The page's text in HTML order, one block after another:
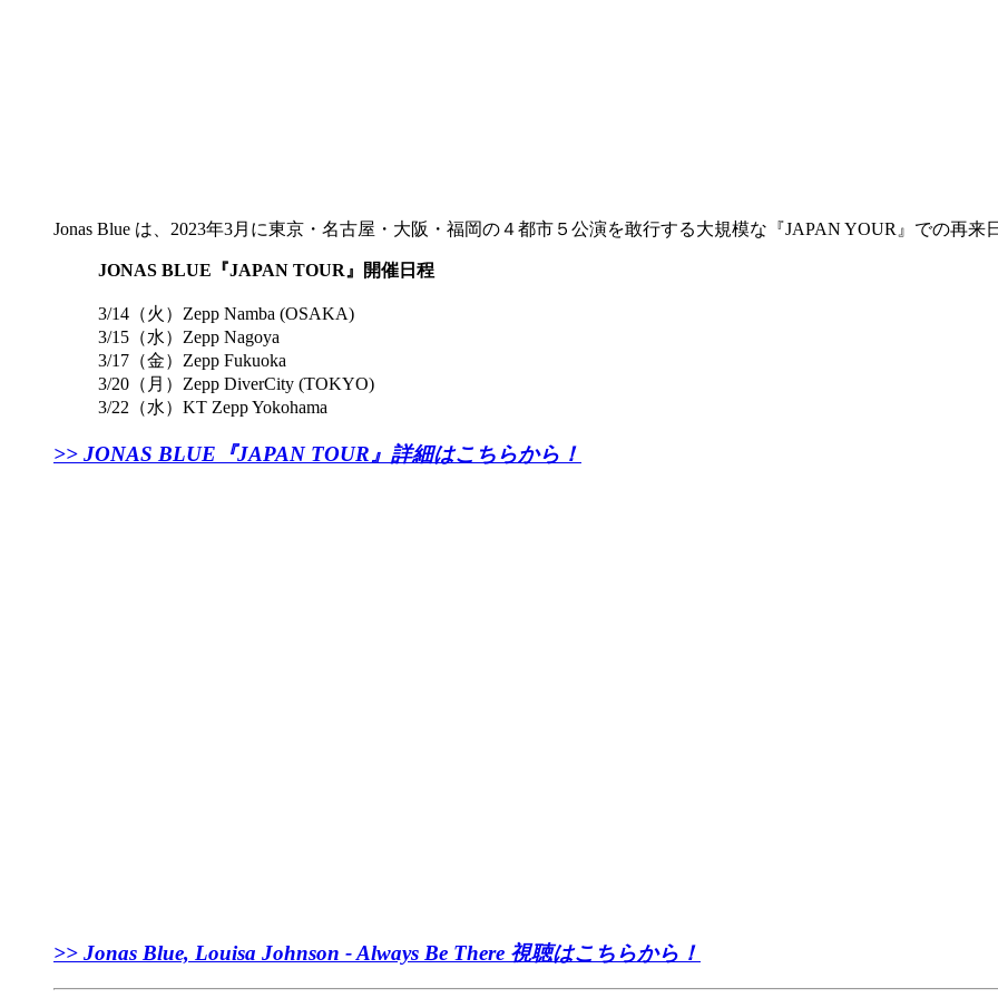
Jonas Blue は、2023年3月に東京・名古屋・大阪・福岡の４都市５公演を敢行する大規模な『JAPAN YOUR』での再来
JONAS BLUE『JAPAN TOUR』開催日程
3/14（火）Zepp Namba (OSAKA)
3/15（水）Zepp Nagoya
3/17（金）Zepp Fukuoka
3/20（月）Zepp DiverCity (TOKYO)
3/22（水）KT Zepp Yokohama
>> JONAS BLUE『JAPAN TOUR』詳細はこちらから！
>> Jonas Blue, Louisa Johnson - Always Be There 視聴はこちらから！